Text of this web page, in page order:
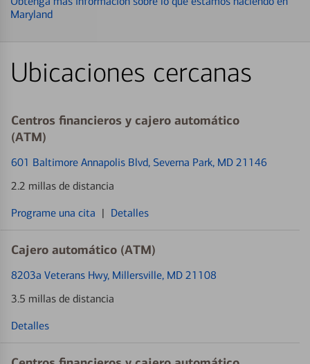
Maryland
Ubicaciones cercanas
Centros financieros y cajero automático
(ATM)
601 Baltimore Annapolis Blvd, Severna Park, MD 21146
2.2 millas de distancia
Programe una cita | Detalles
Cajero automático (ATM)
8203a Veterans Hwy, Millersville, MD 21108
3.5 millas de distancia
Detalles